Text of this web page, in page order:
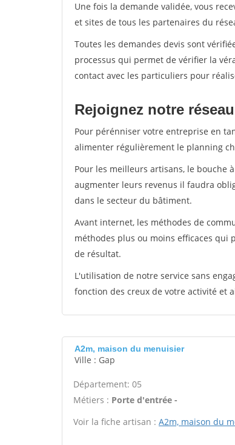
Une fois la demande validée, vous
et sites de tous les partenaires du
Toutes les demandes devis sont
processus qui permet de vérifier la
contact avec les particuliers pour
Rejoignez notre
Pour pérénniser votre entreprise en
alimenter régulièrement le planning
Pour les meilleurs artisans, le bouche
augmenter leurs revenus il faudra
dans le secteur du bâtiment.
Avant internet, les méthodes de
méthodes plus ou moins efficaces
de résultat.
L'utilisation de notre service sans
fonction des creux de votre activité et
A2m, maison du menuisier
Ville : Gap
Département: 05
Métiers : Porte d'entrée -
Voir la fiche artisan : A2m, maison du